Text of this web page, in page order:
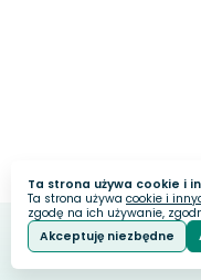
Ta strona używa cookie i
Ta strona używa cookie i
zgodę na ich używanie,
Akceptuję niezbędne
Stworzone na